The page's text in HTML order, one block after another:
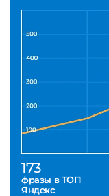
173
фразы в ТОП
Яндекс